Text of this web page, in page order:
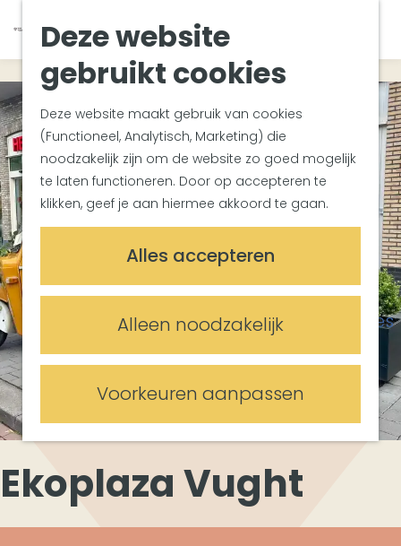
Deze website
gebruikt cookies
Deze website maakt gebruik van cookies
(Functioneel, Analytisch, Marketing) die
noodzakelijk zijn om de website zo goed mogelijk
te laten functioneren. Door op accepteren te
klikken, geef je aan hiermee akkoord te gaan.
Alles accepteren
Alleen noodzakelijk
Voorkeuren aanpassen
a
n
a
a
r
d
e
h
o
m
e
p
a
g
e
K
a
a
r
t
Z
o
e
k
e
n
M
e
u
Met groepen
Met kinderen
In de omgeving
Plan je bezoek
Bereikbaarheid
Overnachten
Plan op de kaart
Informatiepunten
Meetings & Events
Vergaderlocaties
Evenementenlocaties
Ekoplaza Vught